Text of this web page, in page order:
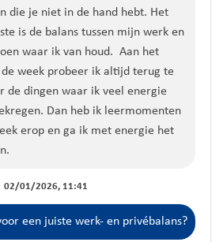
die je niet in de hand hebt. Het
is de balans tussen mijn werk en
waar ik van houd. Aan het
de week probeer ik altijd terug te
de dingen waar ik veel energie
Dan heb ik leermomenten
erop en ga ik met energie het
02/01/2026, 11:41
een juiste werk- en privébalans?